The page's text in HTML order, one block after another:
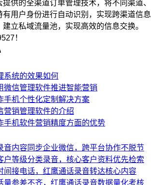
供的全渠道订单管理技术，将不同渠道、
有用户身份进行自动识别，实现跨渠道信息
立私域流量池，实现高效的信息交换。
！
系统的效果如何
微信管理软件推进智能营销
手机个性化定制解决方案
营销管理软件的介绍
手机软件营销精度方面的优势
音内容同步企业微信，跨平台协作不脱节
户等级分类录音，核心客户资料优先检索
间接电话，红鹰通话录音转达核心内容
量参差不齐，红鹰通话录音数据量化考核